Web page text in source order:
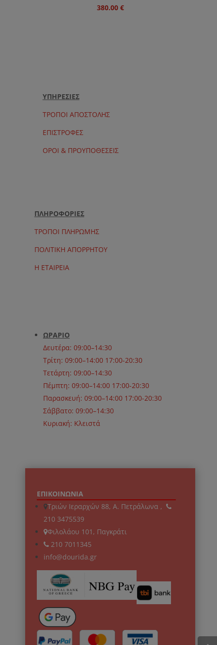
380.00€
ΥΠΗΡΕΣΙΕΣ
ΤΡΟΠΟΙ ΑΠΟΣΤΟΛΗΣ
ΕΠΙΣΤΡΟΦΕΣ
ΟΡΟΙ & ΠΡΟΥΠΟΘΕΣΕΙΣ
ΠΛΗΡΟΦΟΡΙΕΣ
ΤΡΟΠΟΙ ΠΛΗΡΩΜΗΣ
ΠΟΛΙΤΙΚΗ ΑΠΟΡΡΗΤΟΥ
Η ΕΤΑΙΡΕΙΑ
ΩΡΑΡΙΟ
Δευτέρα: 09:00–14:30
Τρίτη: 09:00–14:00 17:00-20:30
Τετάρτη: 09:00–14:30
Πέμπτη: 09:00–14:00 17:00-20:30
Παρασκευή: 09:00–14:00 17:00-20:30
Σάββατο: 09:00–14:30
Κυριακή: Κλειστά
ΕΠΙΚΟΙΝΩΝΙΑ
Τριών Ιεραρχών 88, Α. Πετράλωνα ,
210 3475539
Φιλολάου 101, Παγκράτι
210 7011345
info@dourida.gr